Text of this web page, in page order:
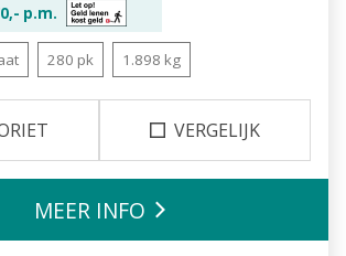
p.m.
280 pk 1.898 kg
VERGELIJK
MEER INFO